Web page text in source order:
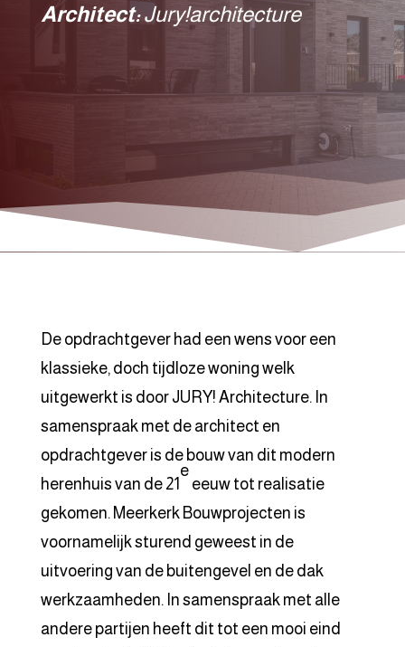
Architect:Jury!architecture
De opdrachtgever had een wens voor een
klassieke, doch tijdloze woning welk
uitgewerkt is door JURY! Architecture. In
samenspraak met de architect en
opdrachtgever is de bouw van dit modern
herenhuis van de 21
e
eeuw tot realisatie
gekomen. Meerkerk Bouwprojecten is
voornamelijk sturend geweest in de
uitvoering van de buitengevel en de dak
werkzaamheden. In samenspraak met alle
andere partijen heeft dit tot een mooi eind